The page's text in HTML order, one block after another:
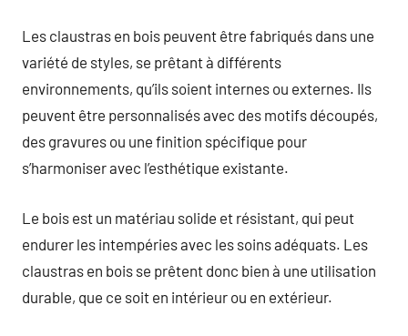
Les claustras en bois peuvent être fabriqués dans une
variété de styles, se prêtant à différents
environnements, qu’ils soient internes ou externes. Ils
peuvent être personnalisés avec des motifs découpés,
des gravures ou une finition spécifique pour
s’harmoniser avec l’esthétique existante.
Le bois est un matériau solide et résistant, qui peut
endurer les intempéries avec les soins adéquats. Les
claustras en bois se prêtent donc bien à une utilisation
durable, que ce soit en intérieur ou en extérieur.